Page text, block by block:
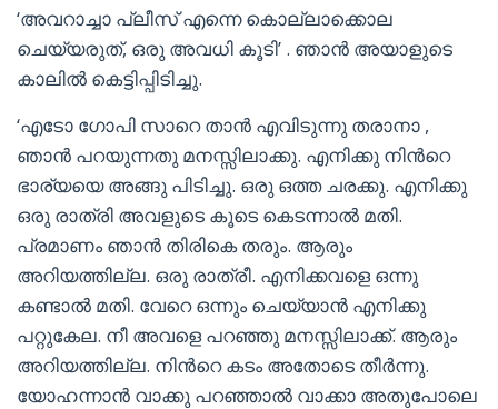
‘അവറാച്ചാ പ്ലീസ് എന്നെ കൊല്ലാക്കൊല
ചെയ്യരുത്, ഒരു അവധി കൂടി’ . ഞാന്‍ അയാളുടെ
കാലില്‍ കെട്ടിപ്പിടിച്ചു.
‘എടോ ഗോപി സാറെ താന്‍ എവിടുന്നു തരാനാ ,
ഞാന്‍ പറയുന്നതു മനസ്സിലാക്കു. എനിക്കു നിന്‍റെ
ഭാര്യയെ അങ്ങു പിടിച്ചു. ഒരു ഒത്ത ചരക്കു. എനിക്കു
ഒരു രാത്രി അവളുടെ കൂടെ കെടന്നാല്‍ മതി.
പ്രമാണം ഞാന്‍ തിരികെ തരും. ആരും
അറിയത്തില്ല. ഒരു രാത്രീ. എനിക്കവളെ ഒന്നു
കണ്ടാല്‍ മതി. വേറെ ഒന്നും ചെയ്യാന്‍ എനിക്കു
പറ്റുകേല. നീ അവളെ പറഞ്ഞു മനസ്സിലാക്ക്. ആരും
അറിയത്തില്ല. നിന്‍റെ കടം അതോടെ തീര്‍ന്നു.
യോഹന്നാന്‍ വാക്കു പറഞ്ഞാല്‍ വാക്കാ അതുപോലെ